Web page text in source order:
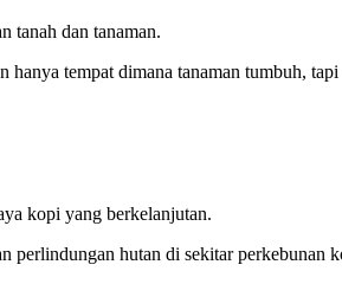
tanah dan tanaman.
tempat dimana tanaman tumbuh,
kopi yang berkelanjutan.
perlindungan hutan di sekitar perkebunan